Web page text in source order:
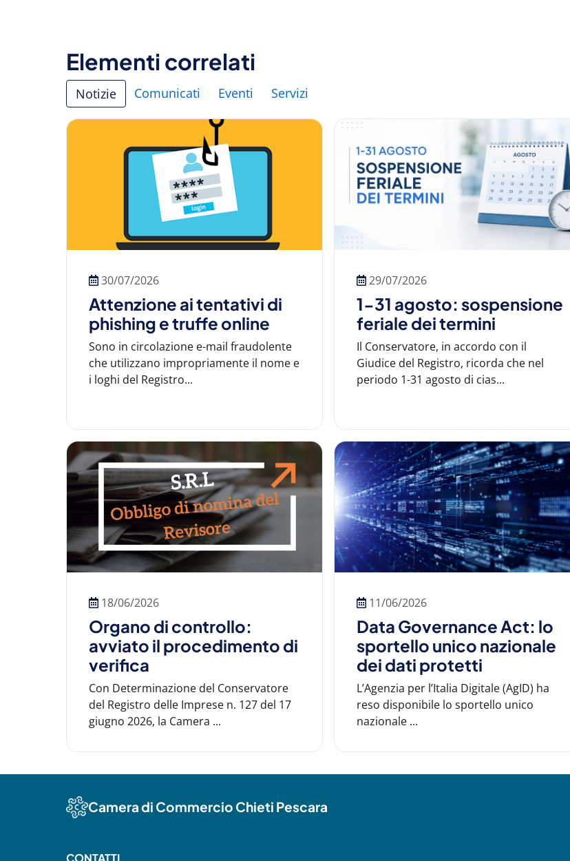
Elementi correlati
Notizie Comunicati Eventi Servizi
30/07/2026
Attenzione ai tentativi di
phishing e truffe online
Sono in circolazione e-mail fraudolente
che utilizzano impropriamente il nome e
i loghi del Registro...
29/07/2026
1-31 agosto: sospensione
feriale dei termini
Il Conservatore, in accordo con il
Giudice del Registro, ricorda che nel
periodo 1-31 agosto di cias...
18/06/2026
Organo di controllo:
avviato il procedimento di
verifica
Con Determinazione del Conservatore
del Registro delle Imprese n. 127 del 17
giugno 2026, la Camera ...
11/06/2026
Data Governance Act: lo
sportello unico nazionale
dei dati protetti
L’Agenzia per l’Italia Digitale (AgID) ha
reso disponibile lo sportello unico
nazionale ...
Camera di Commercio Chieti Pescara
CONTATTI